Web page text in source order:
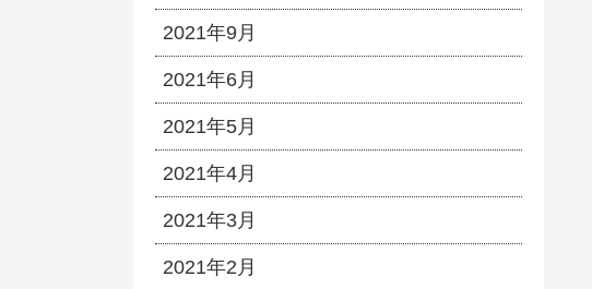
2021年9月
2021年6月
2021年5月
2021年4月
2021年3月
2021年2月